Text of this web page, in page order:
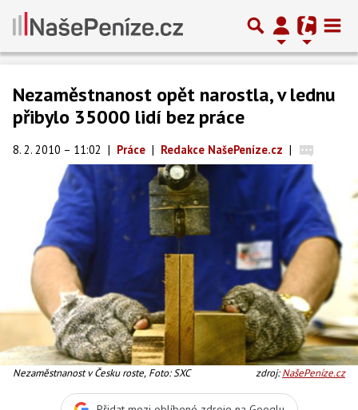
Nezaměstnanost opět narostla, v lednu
přibylo 35000 lidí bez práce
8. 2. 2010 – 11:02 | Práce | Redakce NašePeníze.cz |
Nezaměstnanost v Česku roste, Foto: SXC zdroj:NašePeníze.cz